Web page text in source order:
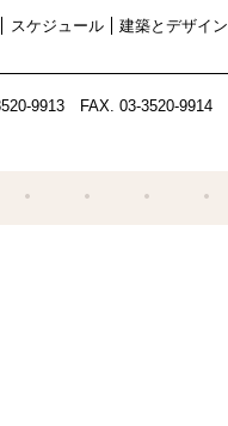
スケジュール 建築とデザイン
9913FAX. 03-3520-9914